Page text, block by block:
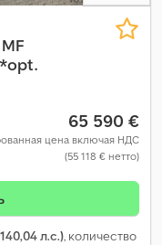
65 590 €
цена включая НДС
(55 118 € нетто)
л.с.), количество